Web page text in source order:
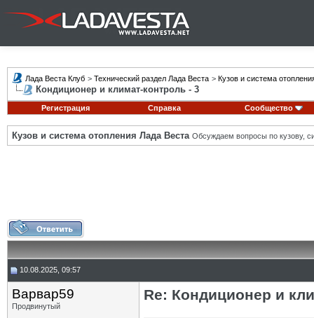
Лада Веста Клуб > Технический раздел Лада Веста > Кузов и система
Кондиционер и климат-контроль - 3
Регистрация Справка Сообщество
Кузов и система отопления Лада Веста Обсуждаем вопросы по кузову,
10.08.2025, 09:57
Варвар59
Продвинутый
Re: Кондиционер и